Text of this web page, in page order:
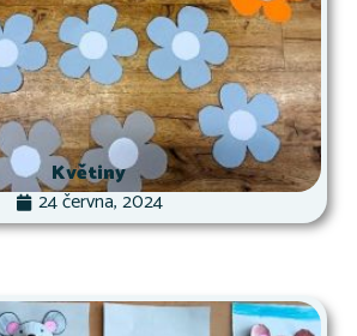
Květiny
24 června, 2024